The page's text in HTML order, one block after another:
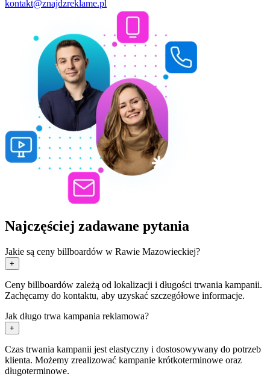
kontakt@znajdzreklame.pl
Najczęściej zadawane pytania
Jakie są ceny billboardów w Rawie Mazowieckiej?
+
Ceny billboardów zależą od lokalizacji i długości trwania kampanii.
Zachęcamy do kontaktu, aby uzyskać szczegółowe informacje.
Jak długo trwa kampania reklamowa?
+
Czas trwania kampanii jest elastyczny i dostosowywany do potrzeb
klienta. Możemy zrealizować kampanie krótkoterminowe oraz
długoterminowe.